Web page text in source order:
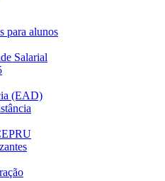
para alunos
Salarial
(EAD)